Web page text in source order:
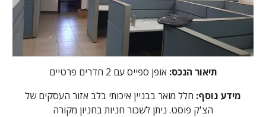
תיאור הנכס: אופן ספייס עם 2 חדרים פרטיים
מידע נוסף: חלל מואר בבניין איכותי בלב אזור העסקים של
הצ'ק פוסט. ניתן לשכור חניות בחניון מקורה